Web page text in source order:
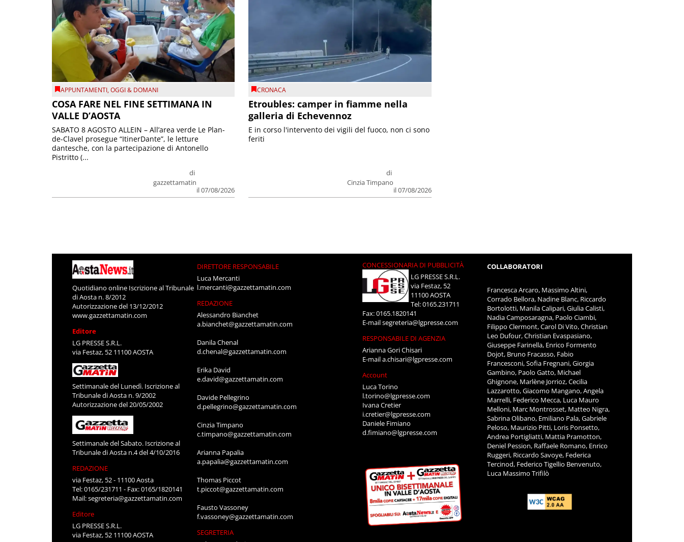
APPUNTAMENTI,OGGI & DOMANI
COSA FARE NEL FINE SETTIMANA IN
VALLE D’AOSTA
di
gazzettamatin
il 07/08/2026
SABATO 8 AGOSTO ALLEIN – All’area verde Le Plan-
de-Clavel prosegue “ItinerDante”, le letture
dantesche, con la partecipazione di Antonello
Pistritto (...
CRONACA
Etroubles: camper in fiamme nella
galleria di Echevennoz
di
Cinzia Timpano
il 07/08/2026
E in corso l'intervento dei vigili del fuoco, non ci sono
feriti
Quotidiano online Iscrizione al Tribunale
di Aosta n. 8/2012
Autorizzazione del 13/12/2012
www.gazzettamatin.com
Editore
LG PRESSE S.R.L.
via Festaz, 52 11100 AOSTA
Settimanale del Lunedì. Iscrizione al
Tribunale di Aosta n. 9/2002
Autorizzazione del 20/05/2002
Settimanale del Sabato. Iscrizione al
Tribunale di Aosta n.4 del 4/10/2016
REDAZIONE
via Festaz, 52 - 11100 Aosta
Tel: 0165/231711 - Fax: 0165/1820141
Mail:segreteria@gazzettamatin.com
Editore
LG PRESSE S.R.L.
via Festaz, 52 11100 AOSTA
DIRETTORE RESPONSABILE
Luca Mercanti
l.mercanti@gazzettamatin.com
REDAZIONE
Alessandro Bianchet
a.bianchet@gazzettamatin.com
Danila Chenal
d.chenal@gazzettamatin.com
Erika David
e.david@gazzettamatin.com
Davide Pellegrino
d.pellegrino@gazzettamatin.com
Cinzia Timpano
c.timpano@gazzettamatin.com
Arianna Papalia
a.papalia@gazzettamatin.com
Thomas Piccot
t.piccot@gazzettamatin.com
Fausto Vassoney
f.vassoney@gazzettamatin.com
SEGRETERIA
CONCESSIONARIA DI PUBBLICITÀ
LG PRESSE S.R.L.
via Festaz, 52
11100 AOSTA
Tel: 0165.231711
Fax: 0165.1820141
E-mailsegreteria@lgpresse.com
RESPONSABILE DI AGENZIA
Arianna Gori Chisari
E-maila.chisari@lgpresse.com
Account
Luca Torino
l.torino@lgpresse.com
Ivana Cretier
i.cretier@lgpresse.com
Daniele Fimiano
d.fimiano@lgpresse.com
COLLABORATORI
Francesca Arcaro, Massimo Altini,
Corrado Bellora, Nadine Blanc, Riccardo
Bortolotti, Manila Calipari, Giulia Calisti,
Nadia Camposaragna, Paolo Ciambi,
Filippo Clermont, Carol Di Vito, Christian
Leo Dufour, Christian Evaspasiano,
Giuseppe Farinella, Enrico Formento
Dojot, Bruno Fracasso, Fabio
Francesconi, Sofia Fregnani, Giorgia
Gambino, Paolo Gatto, Michael
Ghignone, Marlène Jorrioz, Cecilia
Lazzarotto, Giacomo Mangano, Angela
Marrelli, Federico Mecca, Luca Mauro
Melloni, Marc Montrosset, Matteo Nigra,
Sabrina Olibano, Emiliano Pala, Gabriele
Peloso, Maurizio Pitti, Loris Ponsetto,
Andrea Portigliatti, Mattia Pramotton,
Deniel Pession, Raffaele Romano, Enrico
Ruggeri, Riccardo Savoye, Federica
Tercinod, Federico Tigellio Benvenuto,
Luca Massimo Trifilò